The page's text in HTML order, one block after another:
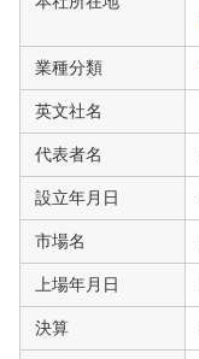
情
業種分類
英文社名
代表者名
設立年月日
市場名
上場年月日
決算